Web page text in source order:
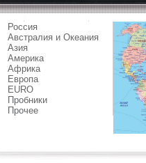
Россия
Австралия и Океания
Азия
Америка
Африка
Европа
EURO
Пробники
Прочее